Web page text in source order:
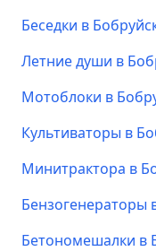
Беседки в
Летние души в
Мотоблоки в
Культиваторы в
Минитрактора в
Бензогенераторы
Бетономешалки в